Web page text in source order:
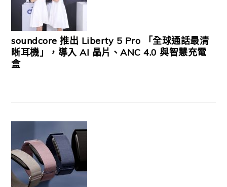
soundcore 推出 Liberty 5 Pro 「全球通話最清
晰耳機」，導入 AI 晶片、ANC 4.0 與智慧充電
盒